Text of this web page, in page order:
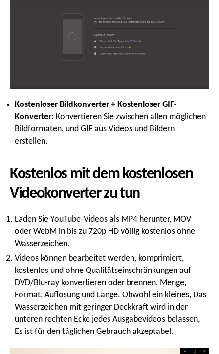
Kostenloser Bildkonverter + Kostenloser GIF-
Konverter: Konvertieren Sie zwischen allen möglichen
Bildformaten, und GIF aus Videos und Bildern
erstellen.
Kostenlos mit dem kostenlosen
Videokonverter zu tun
Laden Sie YouTube-Videos als MP4 herunter, MOV
oder WebM in bis zu 720p HD völlig kostenlos ohne
Wasserzeichen.
Videos können bearbeitet werden, komprimiert,
kostenlos und ohne Qualitätseinschränkungen auf
DVD/Blu-ray konvertieren oder brennen, Menge,
Format, Auflösung und Länge. Obwohl ein kleines, Das
Wasserzeichen mit geringer Deckkraft wird in der
unteren rechten Ecke jedes Ausgabevideos belassen,
Es ist für den täglichen Gebrauch akzeptabel.